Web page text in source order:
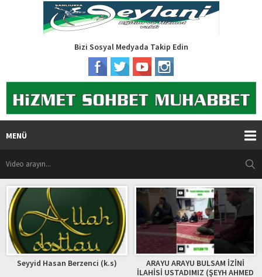
Bizi Sosyal Medyada Takip Edin
MENÜ
Seyyid Hasan Berzenci (k.s)
ARAYU ARAYU BULSAM İZİNİ
İLAHİSİ USTADIMIZ (ŞEYH AHMED